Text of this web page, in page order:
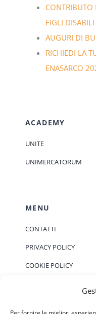
CONTRIBUTO
FIGLI DISABILI
AUGURI DI
RICHIEDI LA
ENASARCO
ACADEMY
UNITE
UNIMERCATORUM
MENU
CONTATTI
PRIVACY POLICY
COOKIE POLICY
EVENTI